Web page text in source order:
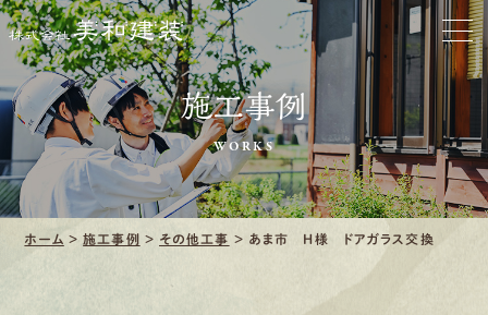
ホーム
お家をきれいに
会社をきれいに
クリーニング
施工事例
施工事例
WORKS
ホーム >施工事例 > その他工事 > あま市 H様 ドアガラス交換